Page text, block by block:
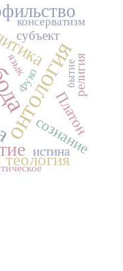
онтология
сознание
Платон
субъект
религия
истина
консерватизм
Фуко
язык бытие